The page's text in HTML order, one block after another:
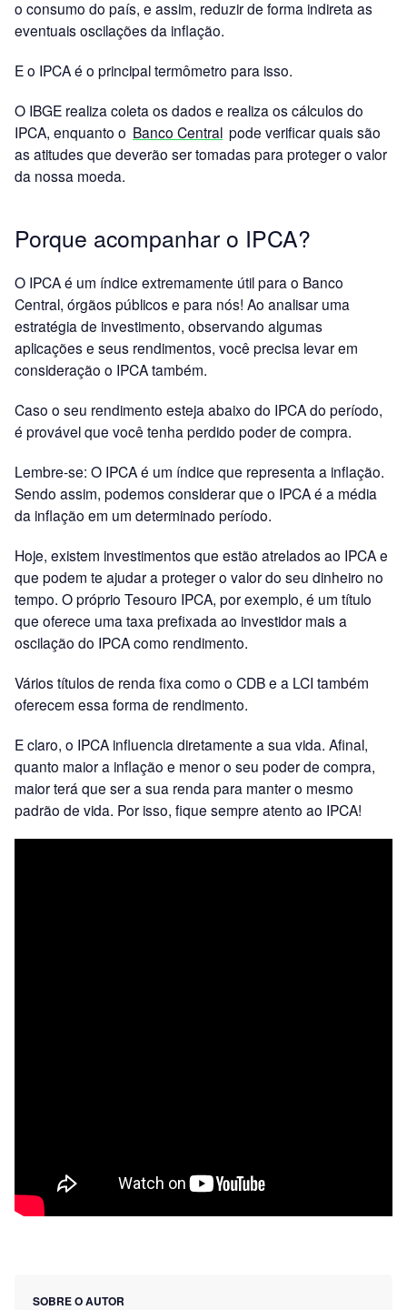
o consumo do país, e assim, reduzir de forma indireta as
eventuais oscilações da inflação.
E o IPCA é o principal termômetro para isso.
O IBGE realiza coleta os dados e realiza os cálculos do
IPCA, enquanto o Banco Central pode verificar quais são
as atitudes que deverão ser tomadas para proteger o valor
da nossa moeda.
Porque acompanhar o IPCA?
O IPCA é um índice extremamente útil para o Banco
Central, órgãos públicos e para nós! Ao analisar uma
estratégia de investimento, observando algumas
aplicações e seus rendimentos, você precisa levar em
consideração o IPCA também.
Caso o seu rendimento esteja abaixo do IPCA do período,
é provável que você tenha perdido poder de compra.
Lembre-se: O IPCA é um índice que representa a inflação.
Sendo assim, podemos considerar que o IPCA é a média
da inflação em um determinado período.
Hoje, existem investimentos que estão atrelados ao IPCA e
que podem te ajudar a proteger o valor do seu dinheiro no
tempo. O próprio Tesouro IPCA, por exemplo, é um título
que oferece uma taxa prefixada ao investidor mais a
oscilação do IPCA como rendimento.
Vários títulos de renda fixa como o CDB e a LCI também
oferecem essa forma de rendimento.
E claro, o IPCA influencia diretamente a sua vida. Afinal,
quanto maior a inflação e menor o seu poder de compra,
maior terá que ser a sua renda para manter o mesmo
padrão de vida. Por isso, fique sempre atento ao IPCA!
SOBRE O AUTOR